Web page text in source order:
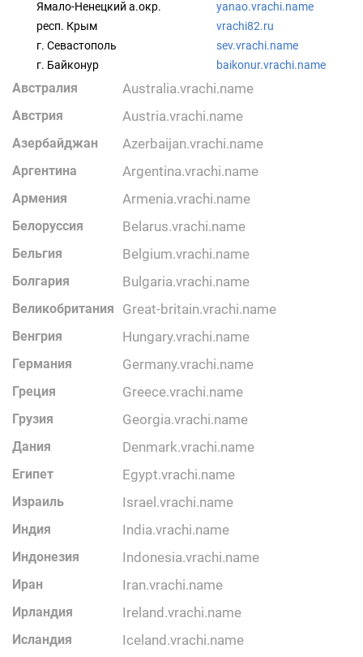
Ямало-Ненецкий а.окр.
yanao.vrachi.name
респ. Крым
vrachi82.ru
г. Севастополь
sev.vrachi.name
г. Байконур
baikonur.vrachi.name
Австралия australia.vrachi.name
Австрия austria.vrachi.name
Азербайджан azerbaijan.vrachi.name
Аргентина argentina.vrachi.name
Армения armenia.vrachi.name
Белоруссия belarus.vrachi.name
Бельгия belgium.vrachi.name
Болгария bulgaria.vrachi.name
Великобритания great-britain.vrachi.name
Венгрия hungary.vrachi.name
Германия germany.vrachi.name
Греция greece.vrachi.name
Грузия georgia.vrachi.name
Дания denmark.vrachi.name
Египет egypt.vrachi.name
Израиль israel.vrachi.name
Индия india.vrachi.name
Индонезия indonesia.vrachi.name
Иран iran.vrachi.name
Ирландия ireland.vrachi.name
Исландия iceland.vrachi.name